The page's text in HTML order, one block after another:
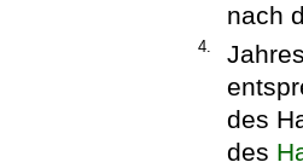
nach
4.
des
des